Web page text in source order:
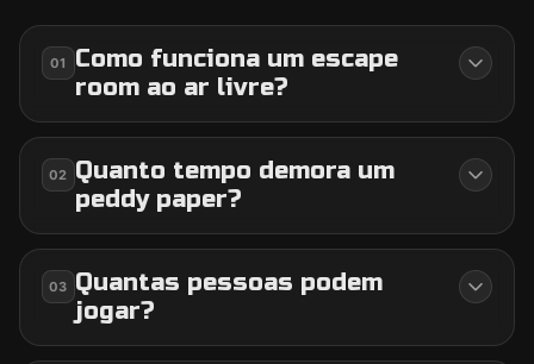
01
Como funciona um escape
room ao ar livre?
02 Quanto tempo demora um
peddy paper?
03 Quantas pessoas podem
jogar?